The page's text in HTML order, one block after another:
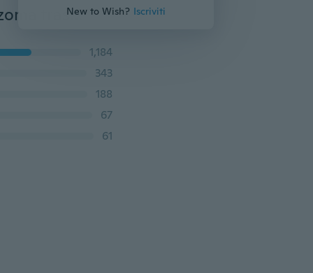
New to Wish? Iscriviti
2017 nuovo stile ultra-sottile perizoma da donna perizoma trasparente mutandine sexy intimo donna cotone pizzo tanga slip vendita calda
1,184
343
188
67
61